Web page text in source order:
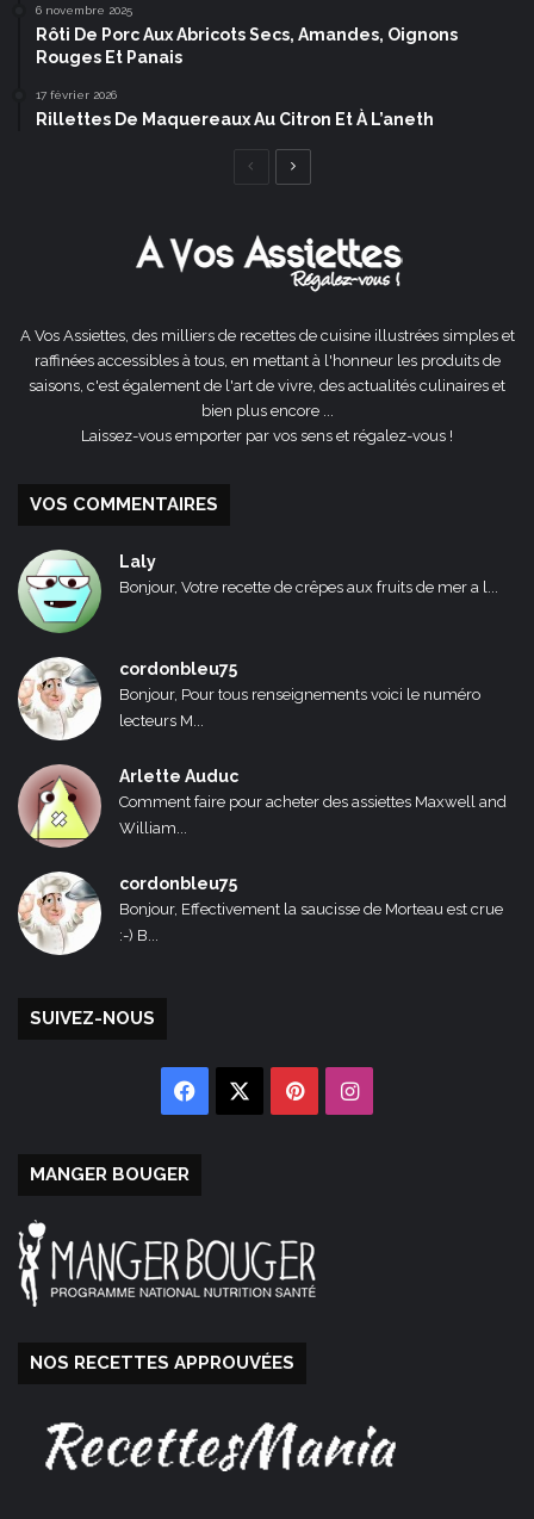
6 novembre 2025
Rôti De Porc Aux Abricots Secs, Amandes, Oignons
Rouges Et Panais
17 février 2026
Rillettes De Maquereaux Au Citron Et À L’aneth
Page
A Vos Assiettes, des milliers de recettes de cuisine illustrées simples et
raffinées accessibles à tous, en mettant à l'honneur les produits de
saisons, c'est également de l'art de vivre, des actualités culinaires et
bien plus encore ...
Laissez-vous emporter par vos sens et régalez-vous !
VOS COMMENTAIRES
Laly
Bonjour, Votre recette de crêpes aux fruits de mer a l...
cordonbleu75
Bonjour, Pour tous renseignements voici le numéro
lecteurs M...
Arlette Auduc
Comment faire pour acheter des assiettes Maxwell and
William...
cordonbleu75
Bonjour, Effectivement la saucisse de Morteau est crue
:-) B...
SUIVEZ-NOUS
Facebook PinterestInstagram
MANGER BOUGER
NOS RECETTES APPROUVÉES